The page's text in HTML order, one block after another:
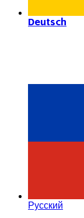
Deutsch
Русский